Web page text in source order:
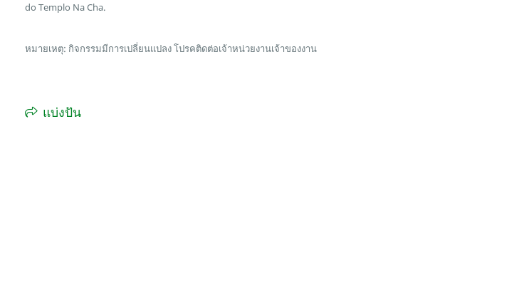
do Templo Na Cha.
หมายเหตุ: กิจกรรมมีการเปลี่ยนแปลง โปรคติดต่อเจ้าหน่วยงานเจ้าของงาน
แบ่งปัน